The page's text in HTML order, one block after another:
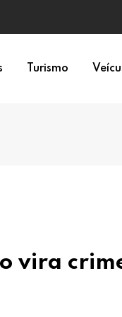
Turismo
vira